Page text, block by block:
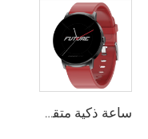
ساعة ذكية متقدمة لمراقبة الصحة مع قياس غير جراحي لمستوى الجلوكوز، وكشف انقطاع النفس أثناء النوم، وتحليل تباين نبضات القلب، وهيكل من سبيكة الزنك، بالجملة